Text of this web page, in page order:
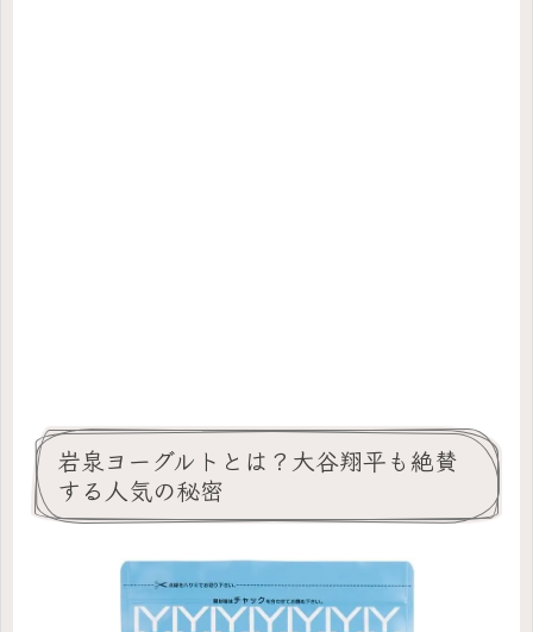
岩泉ヨーグルトとは？大谷翔平も絶賛
する人気の秘密